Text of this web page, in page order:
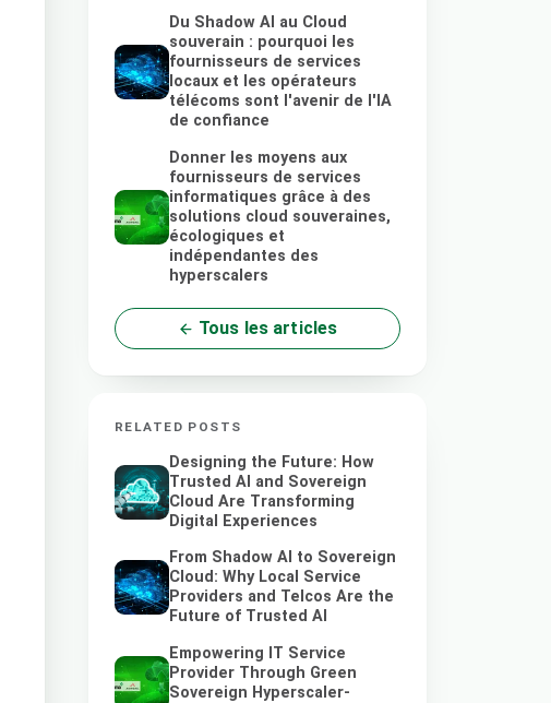
Du Shadow AI au Cloud
souverain : pourquoi les
fournisseurs de services
locaux et les opérateurs
télécoms sont l'avenir de l'IA
de confiance
Donner les moyens aux
fournisseurs de services
informatiques grâce à des
solutions cloud souveraines,
écologiques et
indépendantes des
hyperscalers
Tous les articles
RELATED POSTS
Designing the Future: How
Trusted AI and Sovereign
Cloud Are Transforming
Digital Experiences
From Shadow AI to Sovereign
Cloud: Why Local Service
Providers and Telcos Are the
Future of Trusted AI
Empowering IT Service
Provider Through Green
Sovereign Hyperscaler-